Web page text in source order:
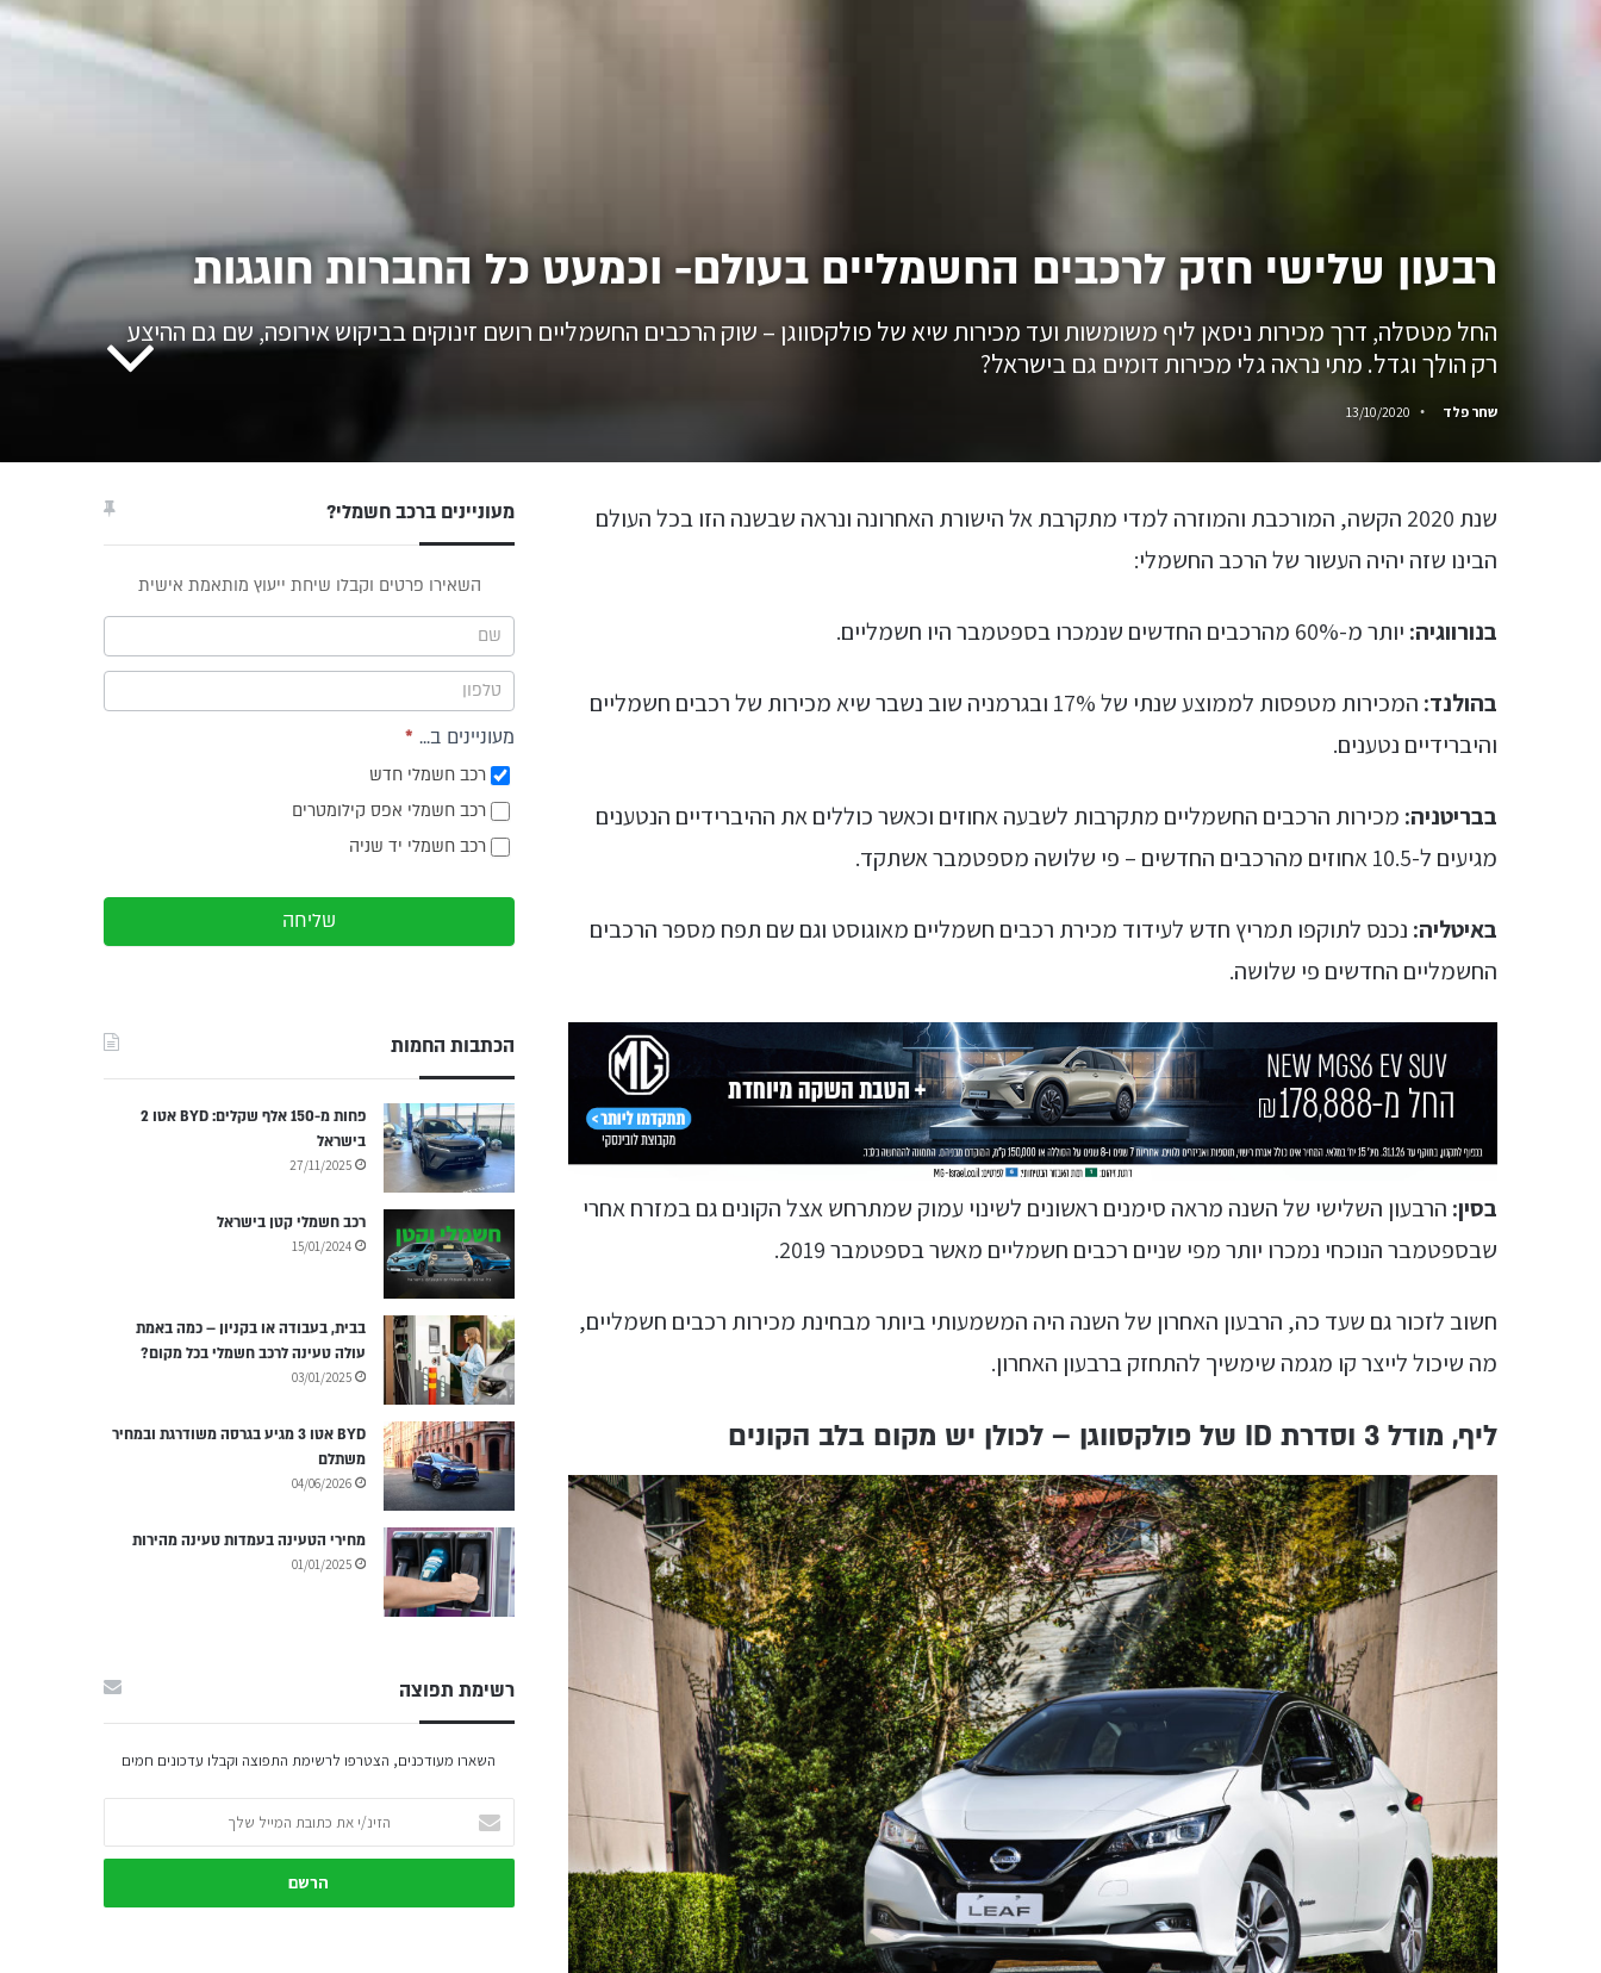
רבעון שלישי חזק לרכבים החשמליים בעולם- וכמעט כל החברות חוגגות
החל מטסלה, דרך מכירות ניסאן ליף משומשות ועד מכירות שיא של פולקסווגן – שוק הרכבים החשמליים רושם זינוקים בביקוש אירופה, שם גם ההיצע
רק הולך וגדל. מתי נראה גלי מכירות דומים גם בישראל?
שחר פלד 13/10/2020
שנת 2020 הקשה, המורכבת והמוזרה למדי מתקרבת אל הישורת האחרונה ונראה שבשנה הזו בכל העולם
הבינו שזה יהיה העשור של הרכב החשמלי:
בנורווגיה: יותר מ-60% מהרכבים החדשים שנמכרו בספטמבר היו חשמליים.
בהולנד:
המכירות מטפסות לממוצע שנתי של 17% ובגרמניה שוב נשבר שיא מכירות של רכבים חשמליים
והיברידיים נטענים.
בבריטניה: מכירות הרכבים החשמליים מתקרבות לשבעה אחוזים וכאשר כוללים את ההיברידיים הנטענים
מגיעים ל-10.5 אחוזים מהרכבים החדשים – פי שלושה מספטמבר אשתקד.
באיטליה: נכנס לתוקפו תמריץ חדש לעידוד מכירת רכבים חשמליים מאוגוסט וגם שם תפח מספר הרכבים
החשמליים החדשים פי שלושה.
בסין: הרבעון השלישי של השנה מראה סימנים ראשונים לשינוי עמוק שמתרחש אצל הקונים גם במזרח אחרי
שבספטמבר הנוכחי נמכרו יותר מפי שניים רכבים חשמליים מאשר בספטמבר 2019.
חשוב לזכור גם שעד כה, הרבעון האחרון של השנה היה המשמעותי ביותר מבחינת מכירות רכבים חשמליים,
מה שיכול לייצר קו מגמה שימשיך להתחזק ברבעון האחרון.
ליף, מודל 3 וסדרת ID של פולקסווגן – לכולן יש מקום בלב הקונים
מעוניינים ברכב חשמלי?
השאירו פרטים וקבלו שיחת ייעוץ מותאמת אישית
מעוניינים ב... *
רכב חשמלי חדש
רכב חשמלי אפס קילומטרים
רכב חשמלי יד שניה
שליחה
הכתבות החמות
פחות מ-150 אלף שקלים: BYD אטו 2
בישראל
27/11/2025
רכב חשמלי קטן בישראל
15/01/2024
בבית, בעבודה או בקניון – כמה באמת
עולה טעינה לרכב חשמלי בכל מקום?
03/01/2025
BYD אטו 3 מגיע בגרסה משודרגת ובמחיר
משתלם
04/06/2026
מחירי הטעינה בעמדות טעינה מהירות
01/01/2025
רשימת תפוצה
השארו מעודכנים, הצטרפו לרשימת התפוצה וקבלו עדכונים חמים
את
כתובת
שלך